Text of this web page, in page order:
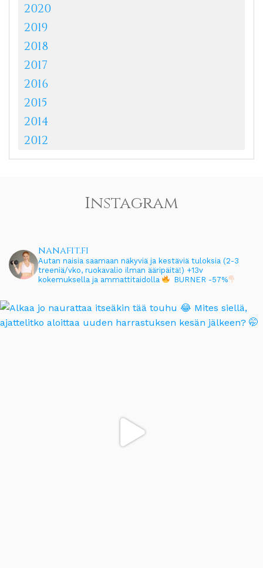
2020
2019
2018
2017
2016
2015
2014
2012
Instagram
nanafit.fi
Autan naisia saamaan näkyviä ja kestäviä tuloksia (2-3
treeniä/vko, ruokavalio ilman ääripäitä!) +13v
kokemuksella ja ammattitaidolla
BURNER -57%